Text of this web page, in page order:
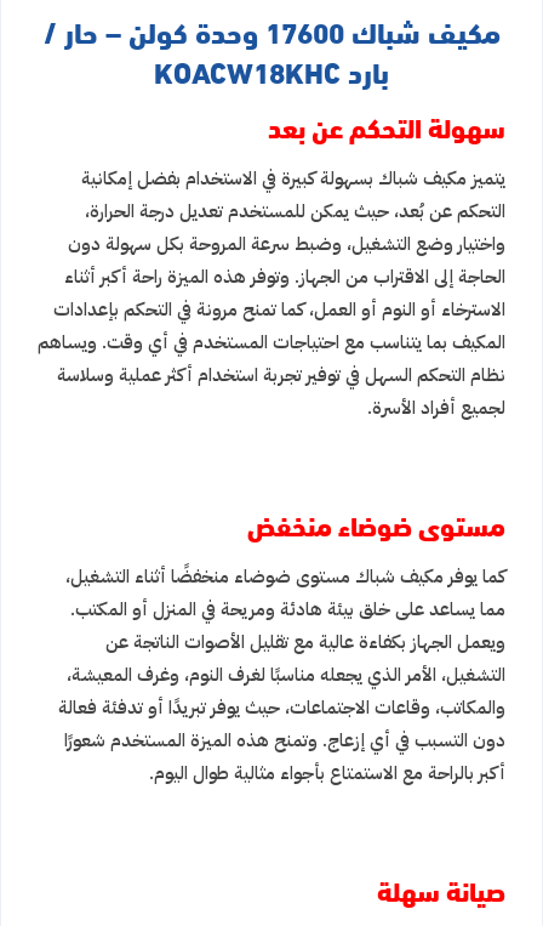
مكيف شباك 17600 وحدة كولن – حار /
بارد KOACW18KHC
سهولة التحكم عن بعد
يتميز مكيف شباك بسهولة كبيرة في الاستخدام بفضل إمكانية
التحكم عن بُعد، حيث يمكن للمستخدم تعديل درجة الحرارة،
واختيار وضع التشغيل، وضبط سرعة المروحة بكل سهولة دون
الحاجة إلى الاقتراب من الجهاز. وتوفر هذه الميزة راحة أكبر أثناء
الاسترخاء أو النوم أو العمل، كما تمنح مرونة في التحكم بإعدادات
المكيف بما يتناسب مع احتياجات المستخدم في أي وقت. ويساهم
نظام التحكم السهل في توفير تجربة استخدام أكثر عملية وسلاسة
لجميع أفراد الأسرة.
مستوى ضوضاء منخفض
كما يوفر مكيف شباك مستوى ضوضاء منخفضًا أثناء التشغيل،
مما يساعد على خلق بيئة هادئة ومريحة في المنزل أو المكتب.
ويعمل الجهاز بكفاءة عالية مع تقليل الأصوات الناتجة عن
التشغيل، الأمر الذي يجعله مناسبًا لغرف النوم، وغرف المعيشة،
والمكاتب، وقاعات الاجتماعات، حيث يوفر تبريدًا أو تدفئة فعالة
دون التسبب في أي إزعاج. وتمنح هذه الميزة المستخدم شعورًا
أكبر بالراحة مع الاستمتاع بأجواء مثالية طوال اليوم.
صيانة سهلة